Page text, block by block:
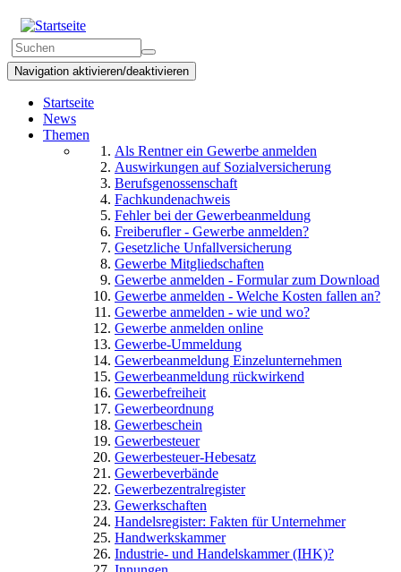
Direkt
zum
Inhalt
Suchformular
Suchen
Navigation aktivieren/deaktivieren
Startseite
News
Themen
Als Rentner ein Gewerbe anmelden
Auswirkungen auf Sozialversicherung
Berufsgenossenschaft
Fachkundenachweis
Fehler bei der Gewerbeanmeldung
Freiberufler - Gewerbe anmelden?
Gesetzliche Unfallversicherung
Gewerbe Mitgliedschaften
Gewerbe anmelden - Formular zum Download
Gewerbe anmelden - Welche Kosten fallen an?
Gewerbe anmelden - wie und wo?
Gewerbe anmelden online
Gewerbe-Ummeldung
Gewerbeanmeldung Einzelunternehmen
Gewerbeanmeldung rückwirkend
Gewerbefreiheit
Gewerbeordnung
Gewerbeschein
Gewerbesteuer
Gewerbesteuer-Hebesatz
Gewerbeverbände
Gewerbezentralregister
Gewerkschaften
Handelsregister: Fakten für Unternehmer
Handwerkskammer
Industrie- und Handelskammer (IHK)?